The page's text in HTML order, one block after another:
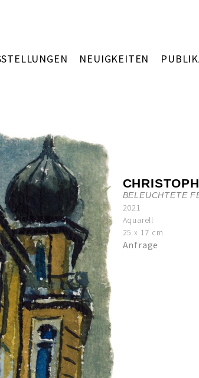
NEUIGKEITEN
BELEUCHTETE
2021
Aquarell
25 x 17 cm
Anfrage